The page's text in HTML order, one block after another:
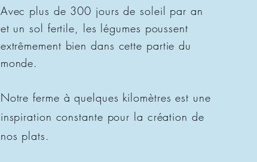
Avec plus de 300 jours de soleil par an
et un sol fertile, les légumes poussent
extrêmement bien dans cette partie du
monde.
Notre ferme à quelques kilomètresest une
inspiration constante pour la création de
nos plats.